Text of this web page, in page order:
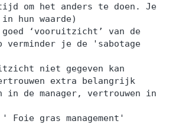
om het anders te doen. Je
hun waarde)
‘vooruitzicht’ van de
verminder je de 'sabotage
niet gegeven kan
extra belangrijk
in de manager, vertrouwen in
gras management'